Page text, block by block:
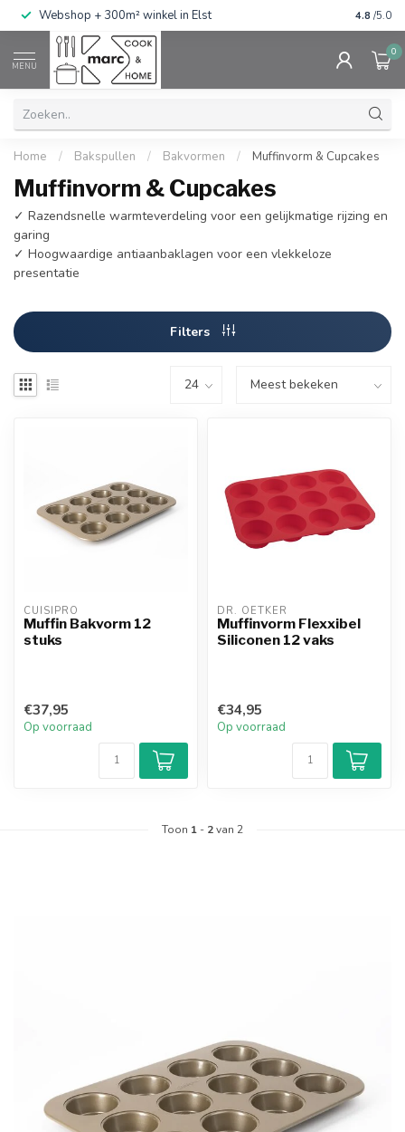
Webshop + 300m² winkel in Elst Gratis
4.8 /5.0
MENU
0
Home / Bakspullen / Bakvormen / Muffinvorm & Cupcakes
Muffinvorm & Cupcakes
✓ Razendsnelle warmteverdeling voor een gelijkmatige rijzing en
garing
✓ Hoogwaardige antiaanbaklagen voor een vlekkeloze
presentatie
Filters
CUISIPRO
Muffin Bakvorm 12
stuks
€37,95
Op voorraad
DR. OETKER
Muffinvorm Flexxibel
Siliconen 12 vaks
€34,95
Op voorraad
Toon 1 - 2van 2